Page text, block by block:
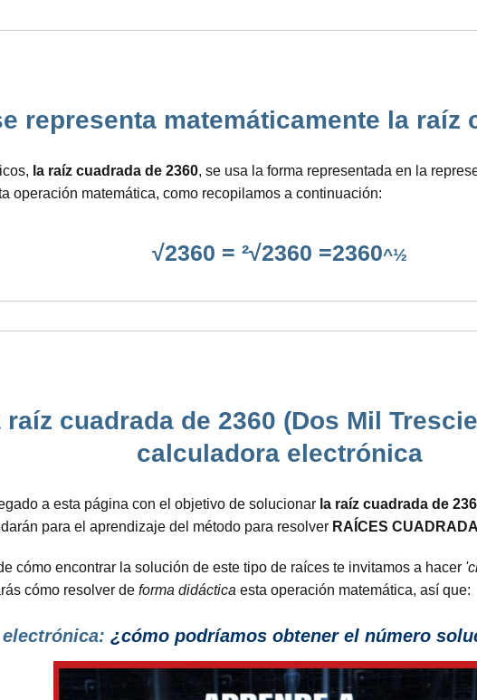
representa matemáticamente la raíz
la raíz cuadrada de 2360, se usa la forma representada en la
operación matemática, como recopilamos a continuación:
√2360 = ²√2360 =2360^½
cuadrada de 2360 (Dos Mil
calculadora electrónica
a esta página con el objetivo de solucionar la raíz cuadrada de
para el aprendizaje del método para resolver RAÍCES
cómo encontrar la solución de este tipo de raíces te invitamos a hacer
cómo resolver de forma didáctica esta operación matemática, así que:
¿cómo podríamos obtener el número